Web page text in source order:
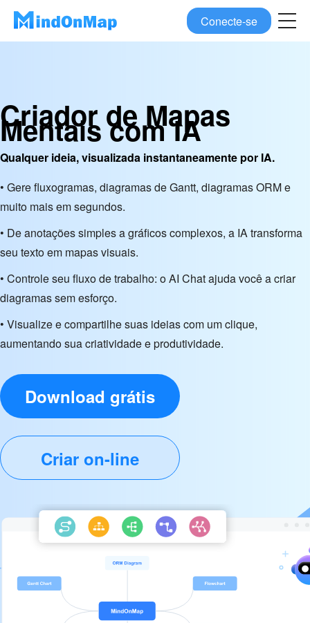
Conecte-se
Criador de Mapas
Mentais com IA
Qualquer ideia, visualizada instantaneamente por IA.
• Gere fluxogramas, diagramas de Gantt, diagramas ORM e
muito mais em segundos.
• De anotações simples a gráficos complexos, a IA transforma
seu texto em mapas visuais.
• Controle seu fluxo de trabalho: o AI Chat ajuda você a criar
diagramas sem esforço.
• Visualize e compartilhe suas ideias com um clique,
aumentando sua criatividade e produtividade.
Download grátis
Criar on-line